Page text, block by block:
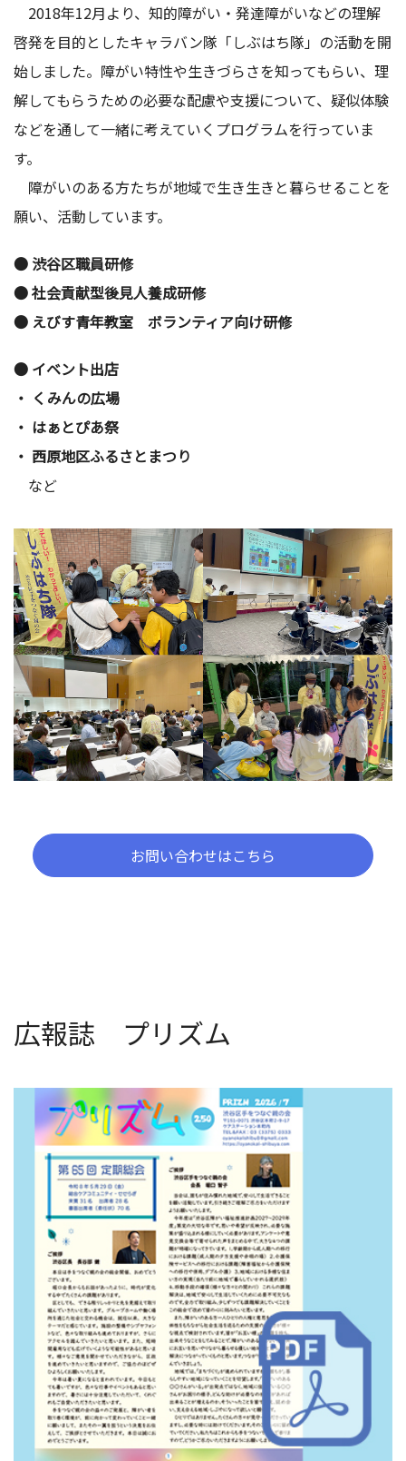
2018年12月より、知的障がい・発達障がいなどの理解
啓発を目的としたキャラバン隊「しぶはち隊」の活動を開
始しました。障がい特性や生きづらさを知ってもらい、理
解してもらうための必要な配慮や支援について、疑似体験
などを通して一緒に考えていくプログラムを行っていま
す。
障がいのある方たちが地域で生き生きと暮らせることを
願い、活動しています。
● 渋谷区職員研修
●社会貢献型後見人養成研修
● えびす青年教室 ボランティア向け研修
● イベント出店
・ くみんの広場
・ はぁとぴあ祭
・ 西原地区ふるさとまつり
など
お問い合わせはこちら
広報誌 プリズム